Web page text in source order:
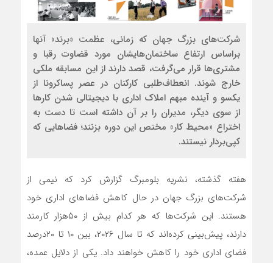
شرکت‌های بزرگ جهان که زمانی، عظمت «برند» آنها
براساس ارتفاع ساختمان‌هایشان مورد قضاوت رقبا و
مشتری‌ها قرار می‌گرفت، قصد دارند از این مسابقه ملکی
خارج شوند. انعطاف‌طلبی کارکنان در عصر پساکرونا از
یکسو و آینده مبهم املاک اداری با دیجیتالی شدن کارها
از سوی دیگر، مدیران را بر آن داشته است تا دست به
اختراع «محیط کار» مختص این دوره بزنند؛ فضاهایی که
کپی‌بردار نیستند.
هفته گذشته، نشریه بلومبرگ گزارش کرد که نیمی از
شرکت‌های بزرگ جهان در حال کاهش فضاهای اداری خود
هستند. این شرکت‌ها که هر کدام بیش از ۵۰‌هزار کارمند
دارند، پیش‌بینی کرده‌‌‌اند که تا سال ۲۰۲۶، بین ۱۰ تا ۲۰‌درصد
فضای اداری خود را کاهش خواهند داد. یکی از دلایل عمده،